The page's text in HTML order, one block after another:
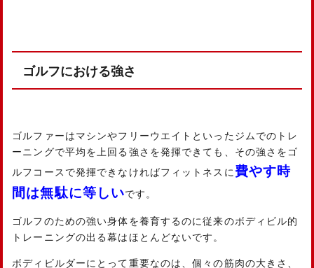
ゴルフにおける強さ
ゴルファーはマシンやフリーウエイトといったジムでのトレ
ーニングで平均を上回る強さを発揮できても、その強さをゴ
ルフコースで発揮できなければフィットネスに費やす時
間は無駄に等しいです。
ゴルフのための強い身体を養育するのに従来のボディビル的
トレーニングの出る幕はほとんどないです。
ボディビルダーにとって重要なのは、個々の筋肉の大きさ、